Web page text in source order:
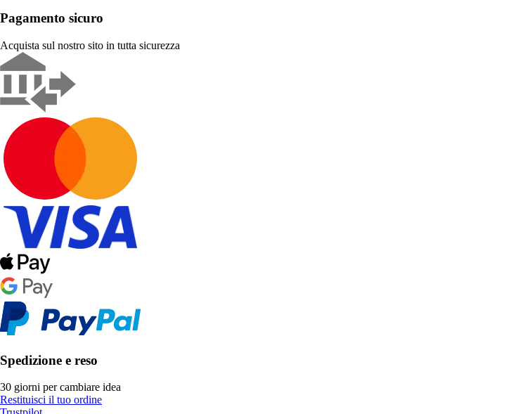
Pagamento sicuro
Acquista sul nostro sito in tutta sicurezza
Spedizione e reso
30 giorni per cambiare idea
Restituisci il tuo ordine